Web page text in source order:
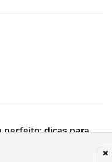
perfeito: dicas para